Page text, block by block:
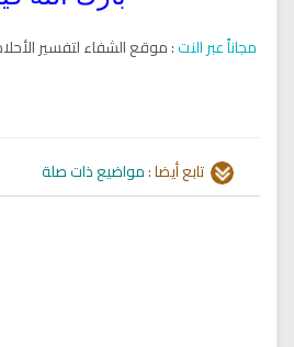
مجاناً عبر النت: موقع الشفاء لتفسير
تابع أيضا :مواضيع ذات صلة